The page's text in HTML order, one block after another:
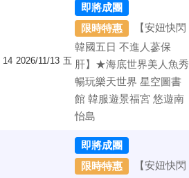
14 2026/11/13 五
即將成團
限時特惠
【安妞快閃
韓國五日 不進人蔘保
肝】★海底世界美人魚秀
暢玩樂天世界 星空圖書
館 韓服遊景福宮 悠遊南
怡島
即將成團
限時特惠
【安妞快閃